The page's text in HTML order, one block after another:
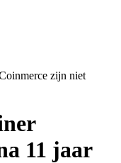
zijn niet
11 jaar